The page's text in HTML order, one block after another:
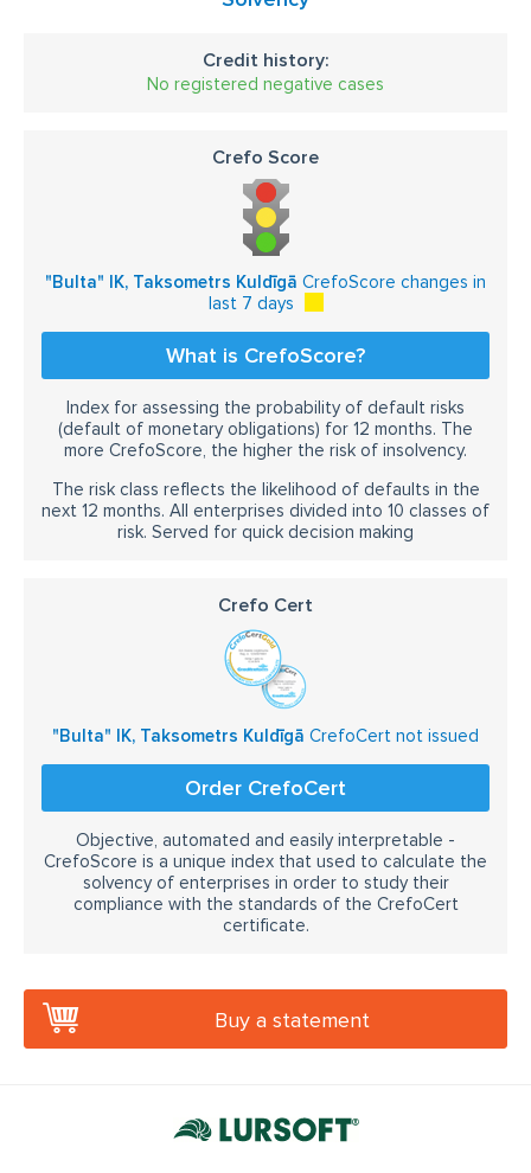
Credit history:
No registered negative cases
Crefo Score
"Bulta" IK, Taksometrs Kuldīgā CrefoScore changes in
last 7 days
What is CrefoScore?
Index for assessing the probability of default risks
(default of monetary obligations) for 12 months. The
more CrefoScore, the higher the risk of insolvency.
The risk class reflects the likelihood of defaults in the
next 12 months. All enterprises divided into 10 classes of
risk. Served for quick decision making
Crefo Cert
"Bulta" IK, Taksometrs Kuldīgā CrefoCert not issued
Order CrefoCert
Objective, automated and easily interpretable -
CrefoScore is a unique index that used to calculate the
solvency of enterprises in order to study their
compliance with the standards of the CrefoCert
certificate.
Buy a statement